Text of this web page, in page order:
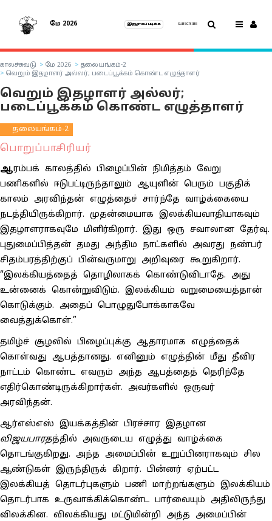
மே 2026 இதழாகப் படிக்க SUBSCRIBE
காலச்சுவடு மே 2026
தலையங்கம்-2
வெறும் இதழாளர் அல்லர்; படைப்பூக்கம் கொண்ட எழுத்தாளர்
வெறும் இதழாளர் அல்லர்;
படைப்பூக்கம் கொண்ட எழுத்தாளர்
தலையங்கம்-2
பொறுப்பாசிரியர்
ஆரம்பக் காலத்தில் பிழைப்பின் நிமித்தம் வேறு
பணிகளில் ஈடுபட்டிருந்தாலும் ஆயுளின் பெரும் பகுதிக்
காலம் அரவிந்தன் எழுத்தைச் சார்ந்தே வாழ்க்கையை
நடத்தியிருக்கிறார். முதன்மையாக இலக்கியவாதியாகவும்
இதழாளராகவுமே மிளிர்கிறார். இது ஒரு சவாலான தேர்வு.
புதுமைப்பித்தன் தமது அந்திம நாட்களில் அவரது நண்பர்
சிதம்பரத்திற்குப் பின்வருமாறு அறிவுரை கூறுகிறார்.
“இலக்கியத்தைத் தொழிலாகக் கொண்டுவிடாதே. அது
உன்னைக் கொன்றுவிடும். இலக்கியம் வறுமையைத்தான்
கொடுக்கும். அதைப் பொழுதுபோக்காகவே
வைத்துக்கொள்.”
தமிழ்ச் சூழலில் பிழைப்புக்கு ஆதாரமாக எழுத்தைக்
கொள்வது ஆபத்தானது. எனினும் எழுத்தின் மீது தீவிர
நாட்டம் கொண்ட எவரும் அந்த ஆபத்தைத் தெரிந்தே
எதிர்கொண்டிருக்கிறார்கள். அவர்களில் ஒருவர்
அரவிந்தன்.
ஆர்எஸ்எஸ் இயக்கத்தின் பிரச்சார இதழான
விஜயபாரதத்தில் அவருடைய எழுத்து வாழ்க்கை
தொடங்குகிறது. அந்த அமைப்பின் உறுப்பினராகவும் சில
ஆண்டுகள் இருந்திருக் கிறார். பின்னர் ஏற்பட்ட
இலக்கியத் தொடர்புகளும் பணி மாற்றங்களும் இலக்கியம்
தொடர்பாக உருவாக்கிக்கொண்ட பார்வையும் அதிலிருந்து
விலக்கின. விலக்கியது மட்டுமின்றி அந்த அமைப்பின்